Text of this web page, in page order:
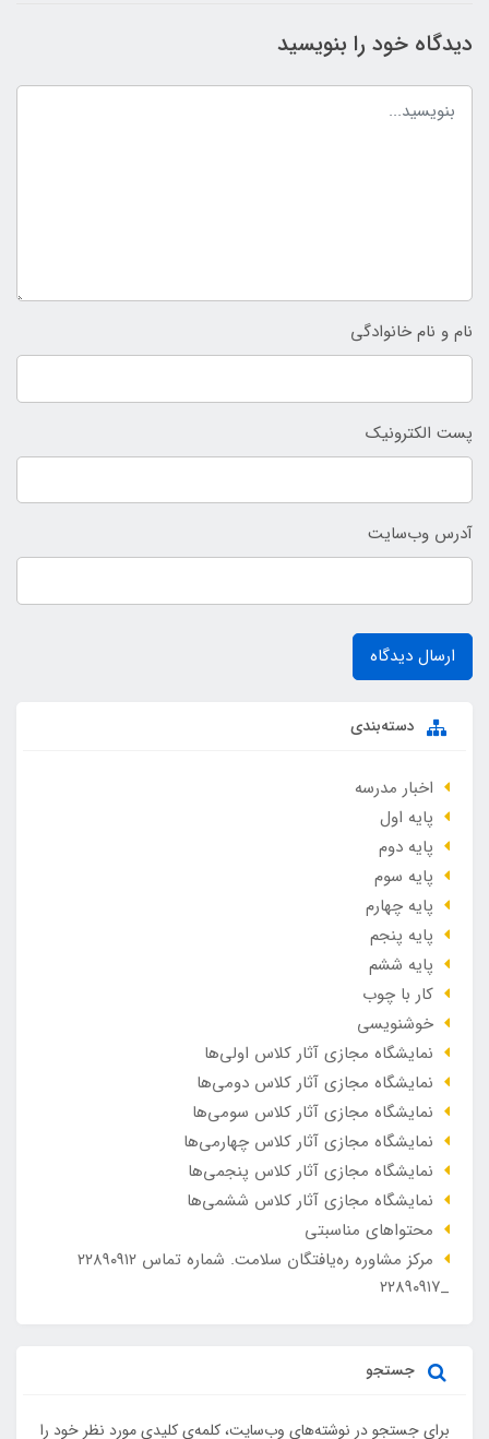
دیدگاه خود را بنویسید
نام و نام خانوادگی
پست الکترونیک
آدرس وب‌سایت
ارسال دیدگاه
دسته‌بندی
اخبار مدرسه
پایه اول
پایه دوم
پایه سوم
پایه چهارم
پایه پنجم
پایه ششم
کار با چوب
خوشنویسی
نمایشگاه مجازی آثار کلاس اولی‌ها
نمایشگاه مجازی آثار کلاس دومی‌ها
نمایشگاه مجازی آثار کلاس سومی‌ها
نمایشگاه مجازی آثار کلاس چهارمی‌ها
نمایشگاه مجازی آثار کلاس پنجمی‌ها
نمایشگاه مجازی آثار کلاس ششمی‌ها
محتواهای مناسبتی
مرکز مشاوره ره‌یافتگان سلامت. شماره تماس ۲۲۸۹۰۹۱۲
_۲۲۸۹۰۹۱۷
جستجو
برای جستجو در نوشته‌های وب‌سایت، کلمه‌ی کلیدی مورد نظر خود را